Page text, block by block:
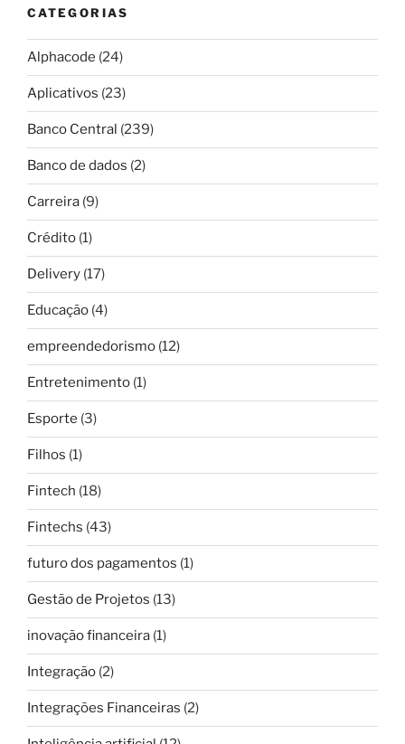
CATEGORIAS
Alphacode (24)
Aplicativos (23)
Banco Central (239)
Banco de dados (2)
Carreira (9)
Crédito (1)
Delivery (17)
Educação (4)
empreendedorismo (12)
Entretenimento (1)
Esporte (3)
Filhos (1)
Fintech (18)
Fintechs (43)
futuro dos pagamentos (1)
Gestão de Projetos (13)
inovação financeira (1)
Integração (2)
Integrações Financeiras (2)